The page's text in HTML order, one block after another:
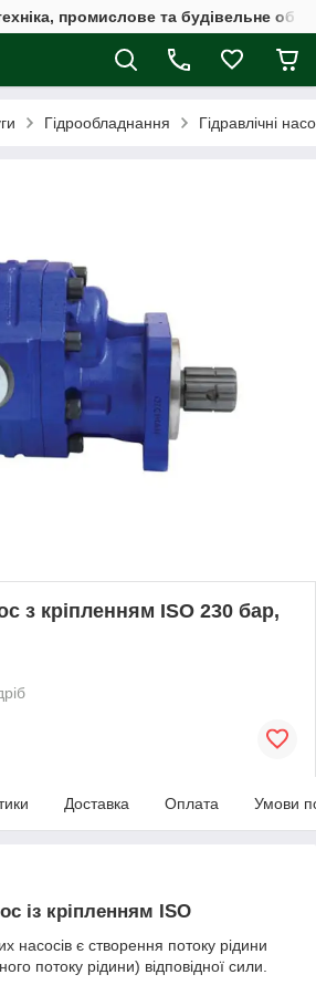
промислове та будівельне
Гідрообладнання Гідравлічні
з кріпленням ISO 230 бар,
Доставка Оплата Умови
із кріпленням ISO
насосів є створення потоку рідини
потоку рідини) відповідної сили.